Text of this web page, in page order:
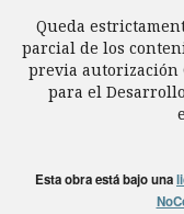
Queda
parcial de los
previa autorización
para el
Esta obra está bajo una